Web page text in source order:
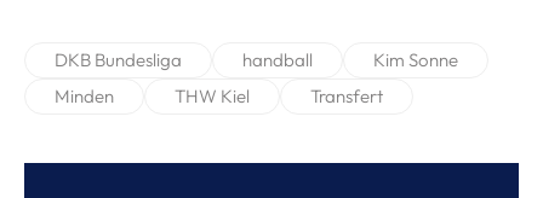
DKB Bundesliga handball
Kim Sonne
Minden
THW Kiel Transfert